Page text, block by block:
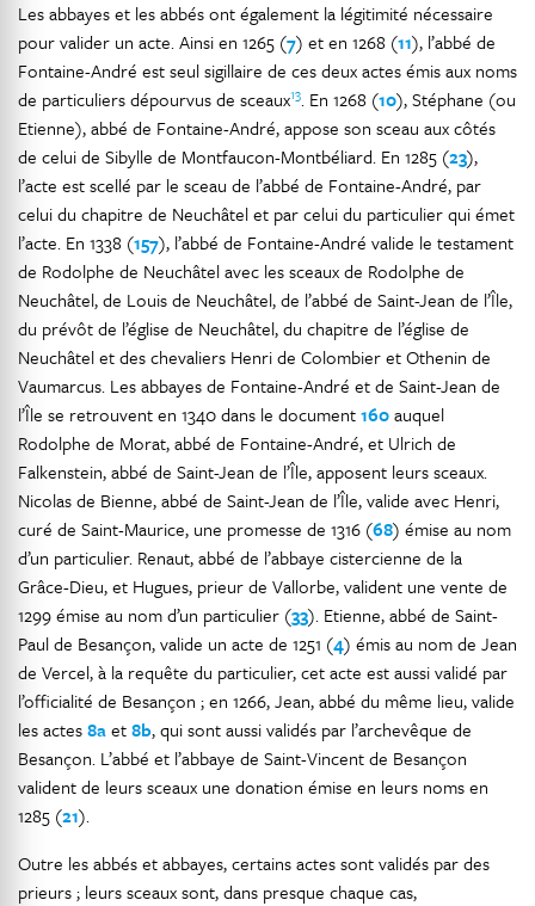
Les abbayes et les abbés ont également la légitimité nécessaire
pour valider un acte. Ainsi en 1265 (7) et en 1268 (11), l’abbé de
Fontaine-André est seul sigillaire de ces deux actes émis aux noms
de particuliers dépourvus de sceaux13. En 1268 (10), Stéphane (ou
Etienne), abbé de Fontaine-André, appose son sceau aux côtés
de celui de Sibylle de Montfaucon-Montbéliard. En 1285 (23),
l’acte est scellé par le sceau de l’abbé de Fontaine-André, par
celui du chapitre de Neuchâtel et par celui du particulier qui émet
l’acte. En 1338 (157), l’abbé de Fontaine-André valide le testament
de Rodolphe de Neuchâtel avec les sceaux de Rodolphe de
Neuchâtel, de Louis de Neuchâtel, de l’abbé de Saint-Jean de l’Île,
du prévôt de l’église de Neuchâtel, du chapitre de l’église de
Neuchâtel et des chevaliers Henri de Colombier et Othenin de
Vaumarcus. Les abbayes de Fontaine-André et de Saint-Jean de
l’Île se retrouvent en 1340 dans le document160auquel
Rodolphe de Morat, abbé de Fontaine-André, et Ulrich de
Falkenstein, abbé de Saint-Jean de l’Île, apposent leurs sceaux.
Nicolas de Bienne, abbé de Saint-Jean de l’Île, valide avec Henri,
curé de Saint-Maurice, une promesse de 1316 (68) émise au nom
d’un particulier. Renaut, abbé de l’abbaye cistercienne de la
Grâce-Dieu, et Hugues, prieur de Vallorbe, valident une vente de
1299 émise au nom d’un particulier (33). Etienne, abbé de Saint-
Paul de Besançon, valide un acte de 1251 (4) émis au nom de Jean
de Vercel, à la requête du particulier, cet acte est aussi validé par
l’officialité de Besançon ; en 1266, Jean, abbé du même lieu, valide
les actes8aet8b, qui sont aussi validés par l’archevêque de
Besançon. L’abbé et l’abbaye de Saint-Vincent de Besançon
valident de leurs sceaux une donation émise en leurs noms en
1285 (21).
Outre les abbés et abbayes, certains actes sont validés par des
prieurs ; leurs sceaux sont, dans presque chaque cas,